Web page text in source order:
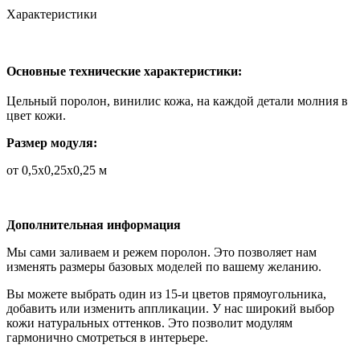
Характеристики
Основные технические характеристики:
Цельный поролон, винилис кожа, на каждой детали молния в
цвет кожи.
Размер модуля:
от 0,5х0,25х0,25 м
Дополнительная информация
Мы сами заливаем и режем поролон. Это позволяет нам
изменять размеры базовых моделей по вашему желанию.
Вы можете выбрать один из 15-и цветов прямоугольника,
добавить или изменить аппликации. У нас широкий выбор
кожи натуральных оттенков. Это позволит модулям
гармонично смотреться в интерьере.